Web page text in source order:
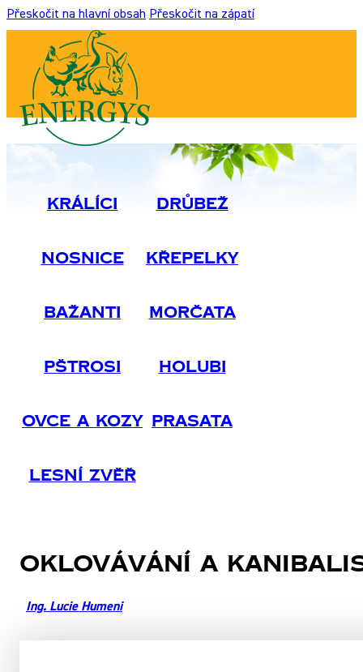
Přeskočit na hlavní obsah Přeskočit na zápatí
Králíci Drůbež
Nosnice Křepelky
Bažanti Morčata
Pštrosi Holubi
Ovce A Kozy Prasata
Lesní Zvěř
Oklovávání a
Ing. Lucie Humeni